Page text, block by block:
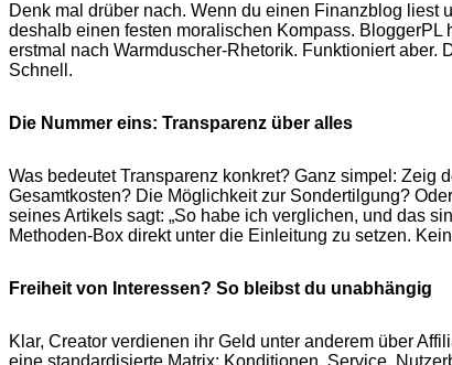
Denk mal drüber nach. Wenn du einen Finanzblog
deshalb einen festen moralischen Kompass.
erstmal nach Warmduscher-Rhetorik. Funktioniert
Schnell.
Die Nummer eins: Transparenz über alles
Was bedeutet Transparenz konkret? Ganz simpel: Zeig
Gesamtkosten? Die Möglichkeit zur Sondertilgung?
seines Artikels sagt: „So habe ich verglichen, und das
Methoden-Box direkt unter die Einleitung zu setzen.
Freiheit von Interessen? So bleibst du unabhängig
Klar, Creator verdienen ihr Geld unter anderem über